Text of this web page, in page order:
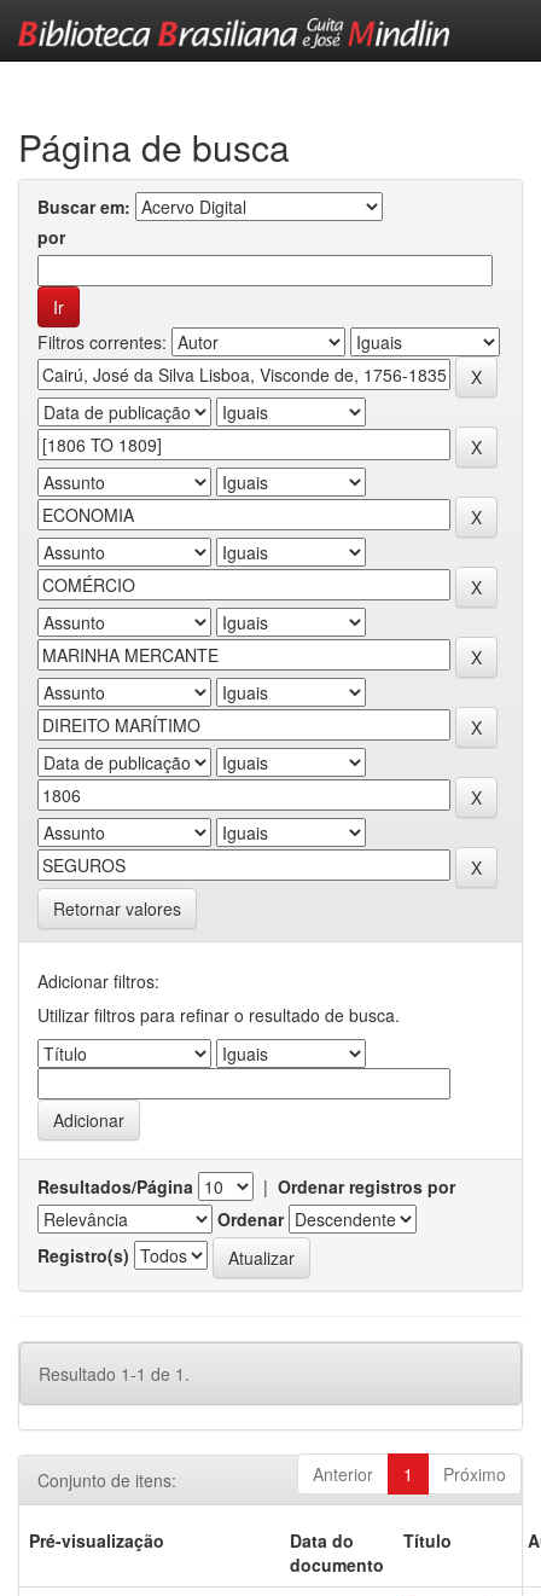
Página de busca
Buscar em:
por
Filtros correntes:
Retornar valores
Adicionar filtros:
Utilizar filtros para refinar o resultado de busca.
Resultados/Página | Ordenar registros por
Ordenar
Registro(s)
Resultado 1-1 de 1.
Anterior 1 Próximo
Conjunto de itens:
Pré-visualização
Data do
documento
Título